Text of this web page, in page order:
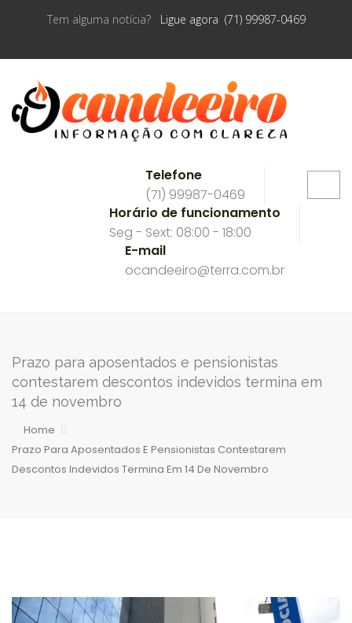
Tem alguma notícia? Ligue agora (71) 99987-0469
Telefone
(71) 99987-0469
Horário de funcionamento
Seg - Sext: 08:00 - 18:00
E-mail
ocandeeiro@terra.com.br
Prazo para aposentados e pensionistas
contestarem descontos indevidos termina em
14 de novembro
Home
Prazo Para Aposentados E Pensionistas Contestarem
Descontos Indevidos Termina Em 14 De Novembro